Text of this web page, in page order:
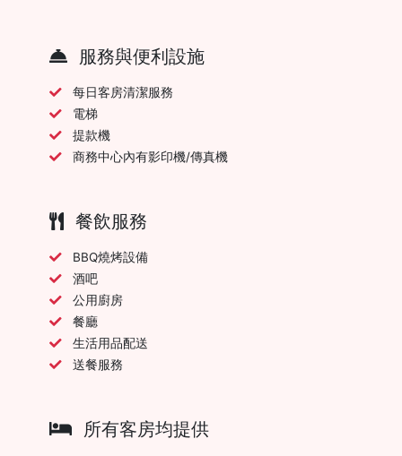
服務與便利設施
每日客房清潔服務
電梯
提款機
商務中心內有影印機/傳真機
餐飲服務
BBQ燒烤設備
酒吧
公用廚房
餐廳
生活用品配送
送餐服務
所有客房均提供